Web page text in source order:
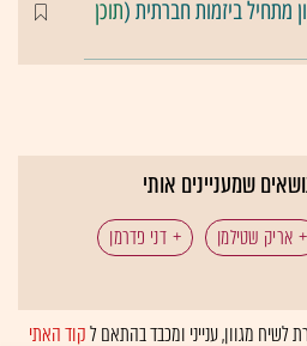
מתחיל ביזמות חברתית (תוכן
שמעניינים אותי
אריק שטילמן
דני פדרמן
מגוון, ענייני ומכבד בהתאם לקוד האתי